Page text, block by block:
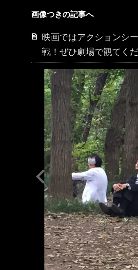
画像つきの記事へ
映画ではアクションシ
戦！ぜひ劇場で観てくだ